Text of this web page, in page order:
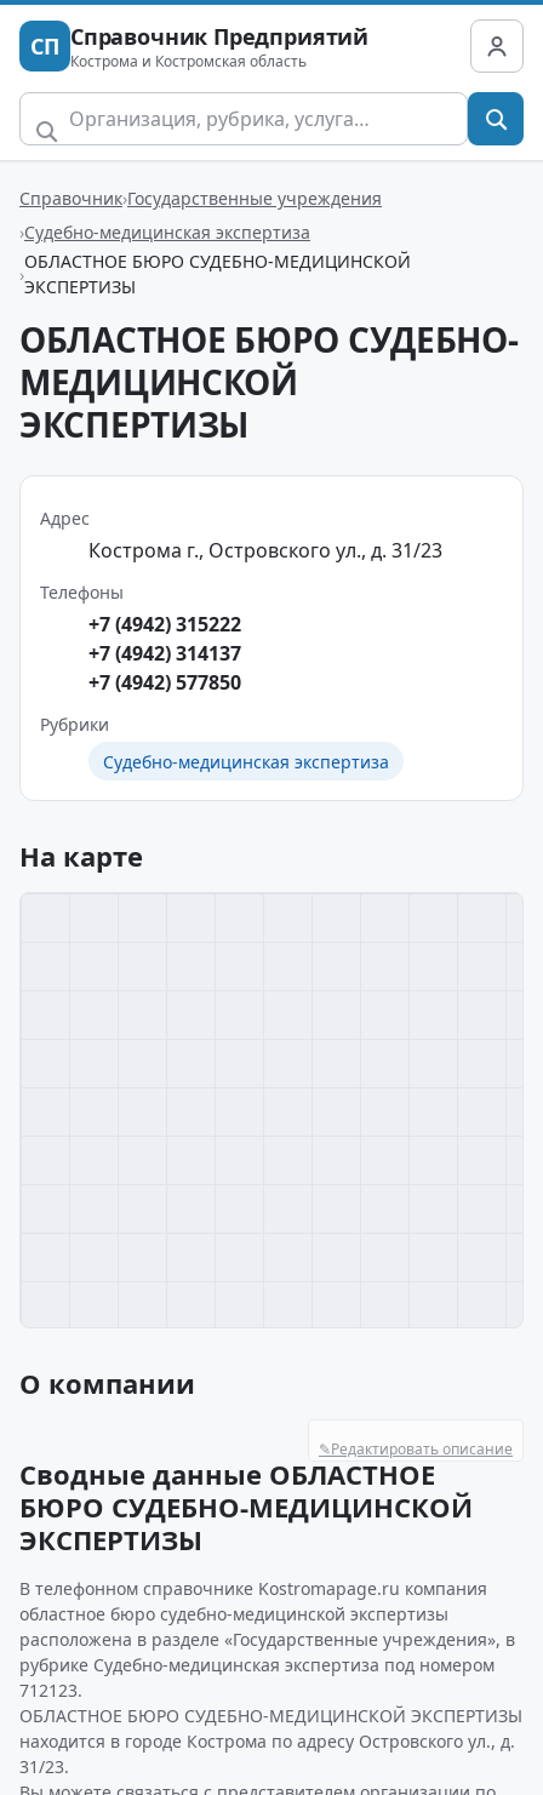
СП Справочник Предприятий
Кострома и Костромская область
Справочник Государственные учреждения
Судебно-медицинская экспертиза
ОБЛАСТНОЕ БЮРО СУДЕБНО-МЕДИЦИНСКОЙ
ЭКСПЕРТИЗЫ
ОБЛАСТНОЕ БЮРО СУДЕБНО-
МЕДИЦИНСКОЙ
ЭКСПЕРТИЗЫ
Адрес
Кострома г., Островского ул., д. 31/23
Телефоны
+7 (4942) 315222
+7 (4942) 314137
+7 (4942) 577850
Рубрики
Судебно-медицинская экспертиза
На карте
О компании
✎Редактировать описание
Сводные данные ОБЛАСТНОЕ
БЮРО СУДЕБНО-МЕДИЦИНСКОЙ
ЭКСПЕРТИЗЫ
В телефонном справочнике Kostromapage.ru компания
областное бюро судебно-медицинской экспертизы
расположена в разделе «Государственные учреждения», в
рубрике Судебно-медицинская экспертиза под номером
712123.
ОБЛАСТНОЕ БЮРО СУДЕБНО-МЕДИЦИНСКОЙ ЭКСПЕРТИЗЫ
находится в городе Кострома по адресу Островского ул., д.
31/23.